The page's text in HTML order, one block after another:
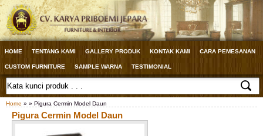
HOME TENTANG KAMI GALLERY PRODUK KONTAK KAMI CARA PEMESANAN
CUSTOM FURNITURE SAMPLE WARNA TESTIMONIAL
Home » » Pigura Cermin Model Daun
Pigura Cermin Model Daun